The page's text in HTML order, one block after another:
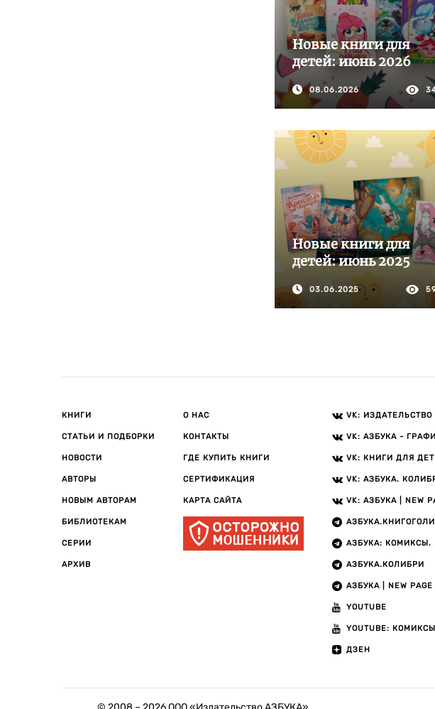
Новые книги для
детей: июнь 2026
08.06.2026
Новые книги для
детей: июнь 2025
03.06.2025
КНИГИ
СТАТЬИ И ПОДБОРКИ
НОВОСТИ
АВТОРЫ
НОВЫМ АВТОРАМ
БИБЛИОТЕКАМ
СЕРИИ
АРХИВ
О НАС
КОНТАКТЫ
ГДЕ КУПИТЬ КНИГИ
СЕРТИФИКАЦИЯ
КАРТА САЙТА
VK: ИЗДАТЕЛЬСТВО
VK: АЗБУКА -
VK: КНИГИ ДЛЯ
VK: АЗБУКА.
VK: АЗБУКА | NEW
АЗБУКА: КОМИКСЫ.
АЗБУКА.КОЛИБРИ
АЗБУКА | NEW PAGE
YOUTUBE
YOUTUBE:
ДЗЕН